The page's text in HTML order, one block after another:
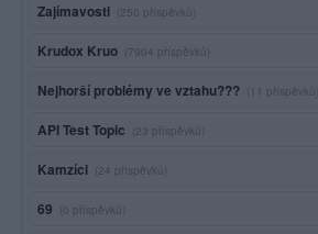
Zajímavosti (250 příspěvků)
Krudox Kruo (7904 příspěvků)
Nejhorší problémy ve vztahu??? (11 příspěvků)
API Test Topic (23 příspěvků)
Kamzíci (24 příspěvků)
69 (0 příspěvků)